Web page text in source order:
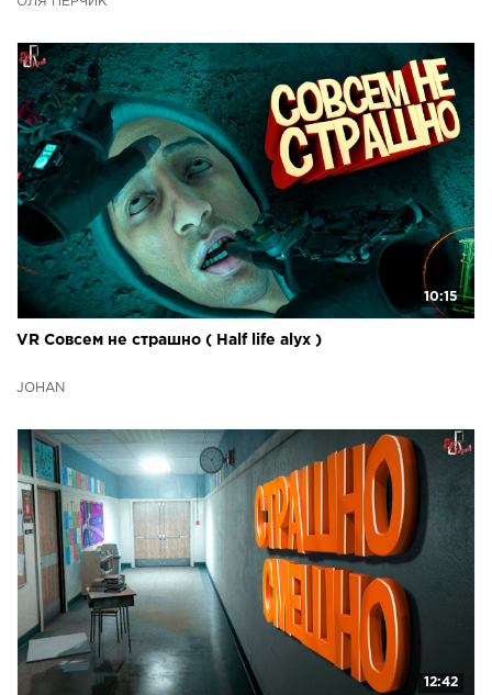
10:15
VR Совсем не страшно ( Half life alyx )
JOHAN
12:42